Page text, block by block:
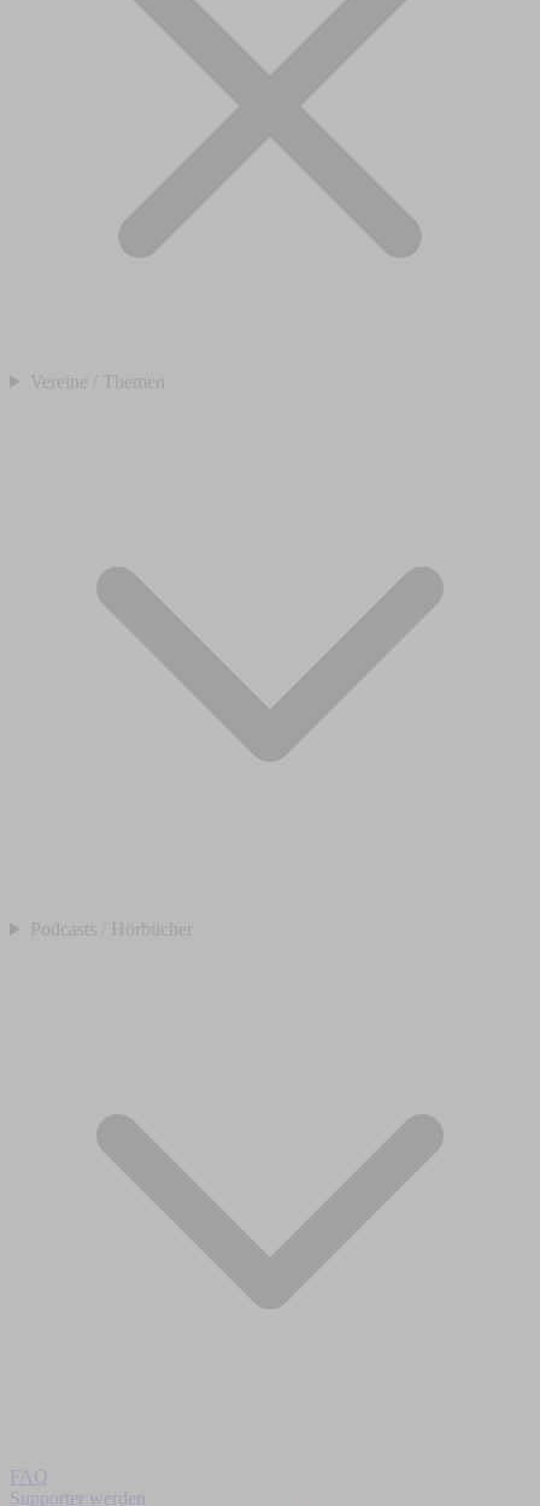
Vereine / Themen
Podcasts / Hörbücher
FAQ
Supporter werden